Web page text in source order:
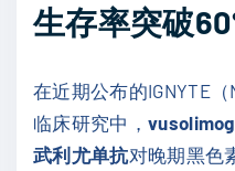
生存率突破
在近期公布的IGNYTE
临床研究中，
武利尤单抗对晚期黑色